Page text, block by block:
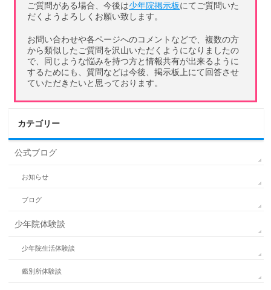
ご質問がある場合、今後は少年院掲示板にてご質問いた
だくようよろしくお願い致します。
お問い合わせや各ページへのコメントなどで、複数の方
から類似したご質問を沢山いただくようになりましたの
で、同じような悩みを持つ方と情報共有が出来るように
するためにも、質問などは今後、掲示板上にて回答させ
ていただきたいと思っております。
カテゴリー
公式ブログ
お知らせ
ブログ
少年院体験談
少年院生活体験談
鑑別所体験談